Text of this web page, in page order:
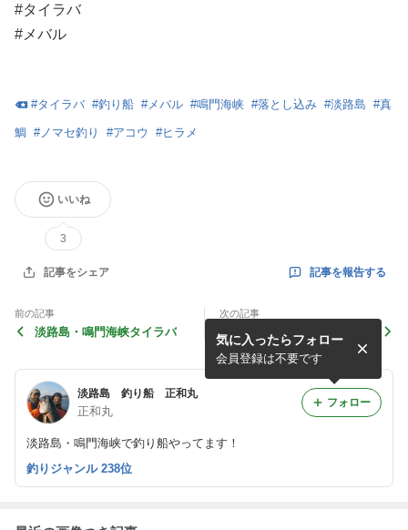
#タイラバ
#メバル
#タイラバ #釣り船 #メバル #鳴門海峡 #落とし込み #淡路島 #真
鯛 #ノマセ釣り #アコウ #ヒラメ
いいね
3
記事をシェア 記事を報告する
前の記事
淡路島・鳴門海峡タイラバ
次の記事
淡路島・鳴門海峡タイラバ
淡路島 釣り船 正和丸
正和丸
淡路島・鳴門海峡で釣り船やってます！
気に入ったらフォロー
会員登録は不要です
フォロー
釣りジャンル 238位